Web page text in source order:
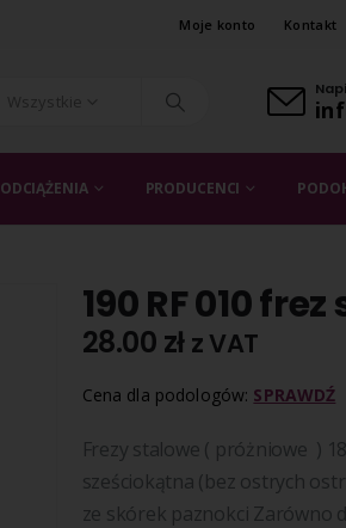
Moje konto Kontakt
ODCIĄŻENIA PRODUCENCI
190 RF 010
28.00 zł z VAT
Cena dla podologów: SPRAWDŹ
Frezy stalowe ( próżniowe )
sześciokątna (bez ostrych
ze skórek paznokci Zarówno